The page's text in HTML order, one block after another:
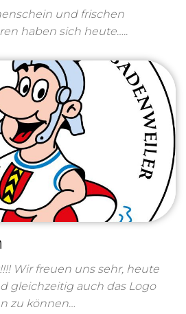
und frischen
haben sich heute…..
Wir freuen uns sehr, heute
gleichzeitig auch das Logo
zu können…